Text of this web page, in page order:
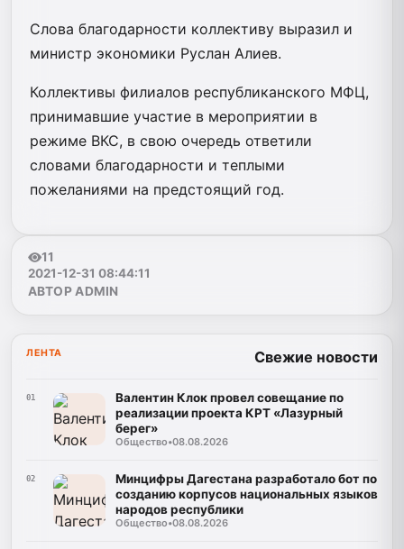
Слова благодарности коллективу выразил и
министр экономики Руслан Алиев.
Коллективы филиалов республиканского МФЦ,
принимавшие участие в мероприятии в
режиме ВКС, в свою очередь ответили
словами благодарности и теплыми
пожеланиями на предстоящий год.
11
2021-12-31 08:44:11
АВТОР ADMIN
ЛЕНТА Свежие новости
01
Валентин Клок провел совещание по
реализации проекта КРТ «Лазурный
берег»
Общество•08.08.2026
02
Минцифры Дагестана разработало бот по
созданию корпусов национальных языков
народов республики
Общество•08.08.2026